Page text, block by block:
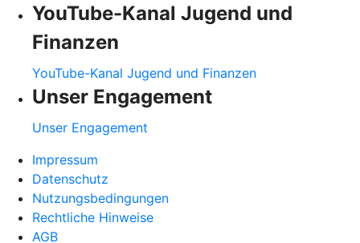
YouTube-Kanal Jugend und
Finanzen
YouTube-Kanal Jugend und Finanzen
Unser Engagement
Unser Engagement
Impressum
Datenschutz
Nutzungsbedingungen
Rechtliche Hinweise
AGB